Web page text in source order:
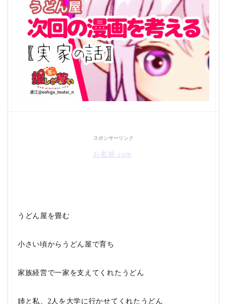
スポンサーリンク
お名前.com
うどん屋を畳む
小さい頃からうどん屋で育ち
家族経営で一家を支えてくれたうどん
姉と私、2人を大学に行かせてくれたうどん